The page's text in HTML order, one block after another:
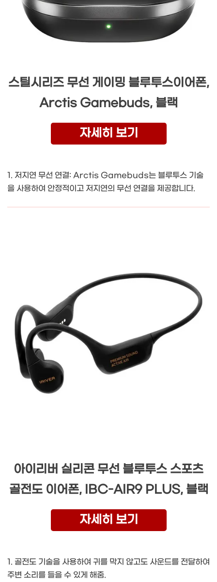
스틸시리즈 무선 게이밍 블루투스이어폰,
Arctis Gamebuds, 블랙
자세히 보기
1. 저지연 무선 연결: Arctis Gamebuds는 블루투스 기술
을 사용하여 안정적이고 저지연의 무선 연결을 제공합니다.
아이리버 실리콘 무선 블루투스 스포츠
골전도 이어폰, IBC-AIR9 PLUS, 블랙
자세히 보기
1. 골전도 기술을 사용하여 귀를 막지 않고도 사운드를 전달하여
주변 소리를 들을 수 있게 해줌.